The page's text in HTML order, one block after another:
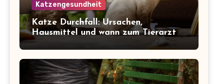
Katzengesundheit
Katze Durchfall: Ursachen,
Hausmittel und wann zum Tierarzt